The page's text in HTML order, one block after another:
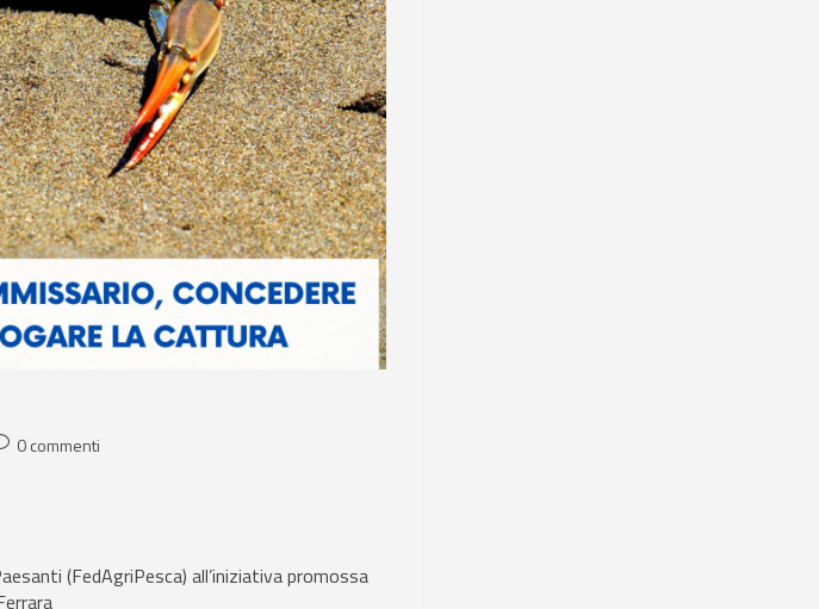
0 commenti
(FedAgriPesca) all’iniziativa promossa